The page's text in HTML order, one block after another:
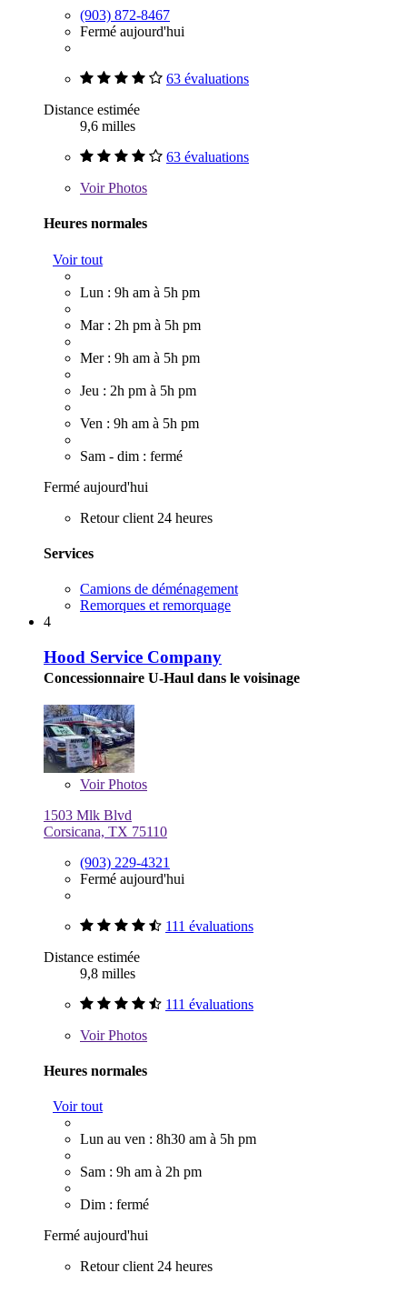
(903) 872-8467
Fermé aujourd'hui
63 évaluations
Distance estimée
9,6 milles
63 évaluations
VoirPhotos
Heures normales
Voir tout
Lun : 9h am à 5h pm
Mar : 2h pm à 5h pm
Mer : 9h am à 5h pm
Jeu : 2h pm à 5h pm
Ven : 9h am à 5h pm
Sam - dim : fermé
Fermé aujourd'hui
Retour client 24 heures
Services
Camions de déménagement
Remorques et remorquage
4
Hood Service Company
Concessionnaire U-Haul dans le voisinage
VoirPhotos
1503 Mlk Blvd
Corsicana, TX 75110
(903) 229-4321
Fermé aujourd'hui
111 évaluations
Distance estimée
9,8 milles
111 évaluations
VoirPhotos
Heures normales
Voir tout
Lun au ven : 8h30 am à 5h pm
Sam : 9h am à 2h pm
Dim : fermé
Fermé aujourd'hui
Retour client 24 heures